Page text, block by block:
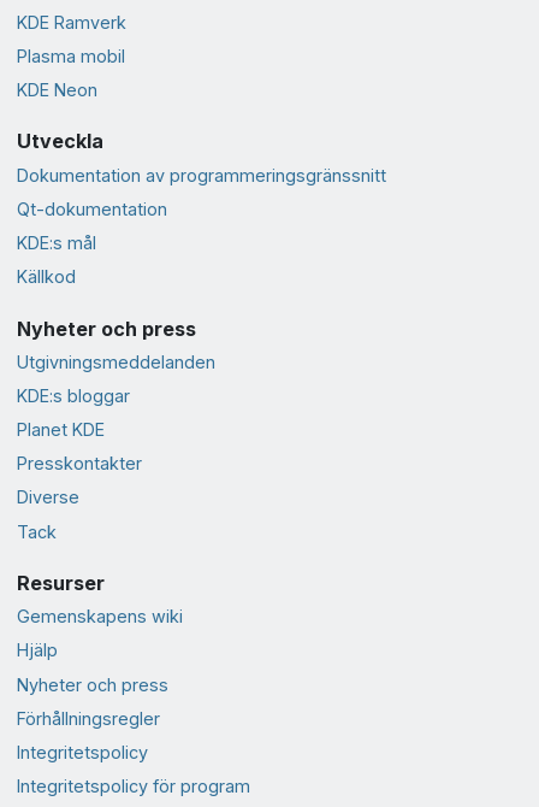
KDE Ramverk
Plasma mobil
KDE Neon
Utveckla
Dokumentation av programmeringsgränssnitt
Qt-dokumentation
KDE:s mål
Källkod
Nyheter och press
Utgivningsmeddelanden
KDE:s bloggar
Planet KDE
Presskontakter
Diverse
Tack
Resurser
Gemenskapens wiki
Hjälp
Nyheter och press
Förhållningsregler
Integritetspolicy
Integritetspolicy för program